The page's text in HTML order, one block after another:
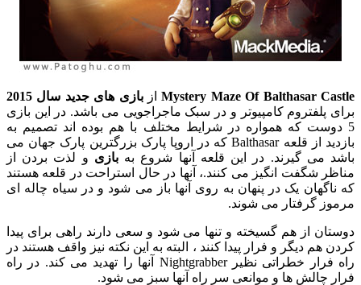
Mystery Maze Of Balthasar Castleازبازی های جدید سال 2015
برای پلفتروم کامپیوتر و در سبک ماجراجویی می باشد. در این بازی
5 دوست که همواره در شرایط مختلف با هم بوده اند تصمیم به
بازدید از قلعه Balthasar که در اروپا پارک بزرگترین پارک جهان می
باشد می گیرند. در این قلعه آنها شروع بهبازی و لذت بردن از
مناظر شگفت انگیز می کنند.، آنها در حال استراحت در قلعه هستند
که ناگهان یک در پنهان به روی آنها باز می شود و در سیاه چاله ای
مرموز گرفتار می شوند.
دوستان از هم گسیخته و تنها می شود و سعی دارند راهی برای پیدا
کردن هم دیگر و فرار پیدا کنند ، البته به این نکته نیز واقف هستند در
راه فرار خطراتی نظیر Nightgrabber آنها را تهدید می کند. در راه
فرار چالش ها و موانعی سر راه آنها سبز می شود.